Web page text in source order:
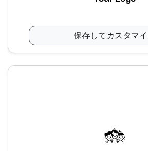
保存してカスタマ